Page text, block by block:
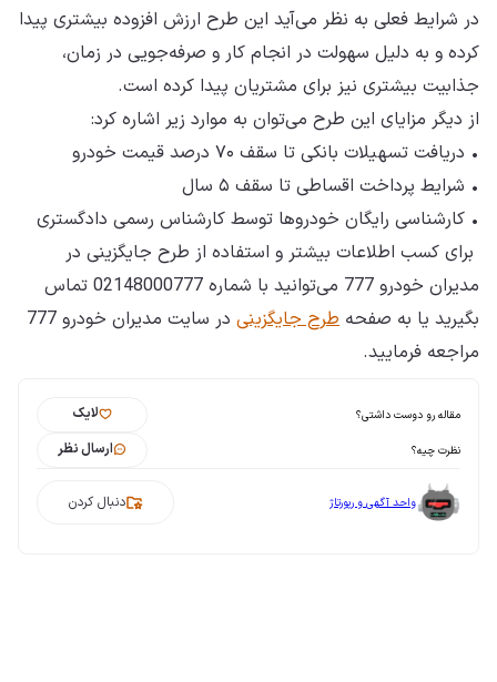
در شرایط فعلی به نظر می‌آید این طرح ارزش افزوده بیشتری پیدا
کرده و به دلیل سهولت در انجام کار و صرفه‌جویی در زمان،
جذابیت بیشتری نیز برای مشتریان پیدا کرده است.
از دیگر مزایای این طرح می‌توان به موارد زیر اشاره کرد:
• دریافت تسهیلات بانکی تا سقف ۷۰ درصد قیمت خودرو
• شرایط پرداخت اقساطی تا سقف ۵ سال
• کارشناسی رایگان خودروها توسط کارشناس رسمی دادگستری
برای کسب اطلاعات بیشتر و استفاده از طرح جایگزینی در
مدیران خودرو 777 می‌توانید با شماره 02148000777 تماس
بگیرید یا به صفحه طرح جایگزینی
در سایت مدیران خودرو 777
مراجعه فرمایید.
مقاله رو دوست داشتی؟ لایک
نظرت چیه؟ ارسال نظر
واحد آگهی و رپورتاژ دنبال کردن